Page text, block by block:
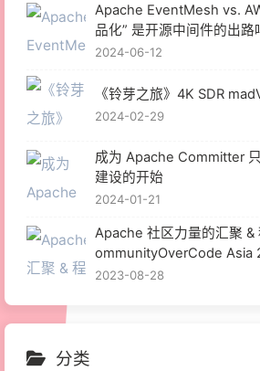
Apache EventMesh vs.
品化” 是开源中间件的出路
2024-06-12
《铃芽之旅》4K SDR
2024-02-29
成为 Apache Committer
建设的开始
2024-01-21
Apache 社区力量的汇聚 &
ommunityOverCode Asia
2023-08-28
分类